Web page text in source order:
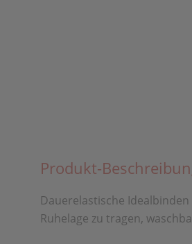
Produkt-
Dauerelastische
Ruhelage zu tragen,